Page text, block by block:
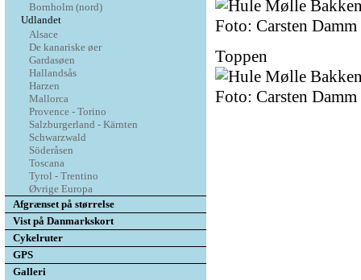
Bornholm (nord)
Udlandet
Alsace
De kanariske øer
Gardasøen
Hallandsås
Harzen
Mallorca
Provence - Torino
Salzburgerland - Kärnten
Schwarzwald
Söderåsen
Toscana
Tyrol - Trentino
Øvrige Europa
Afgrænset på størrelse
Vist på Danmarkskort
Cykelruter
GPS
Galleri
Foto: Carsten Damm
Toppen
Foto: Carsten Damm